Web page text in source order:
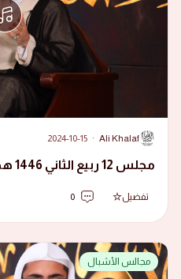
A
Ali Khalaf
·
2024-10-15
مجلس 12 ربيع الثاني 1446 هجرية
تفضيل 0
مجالس الأشبال